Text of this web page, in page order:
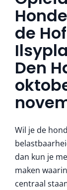
More
de
Den
Wil je de
dan kun je
maken
centraal